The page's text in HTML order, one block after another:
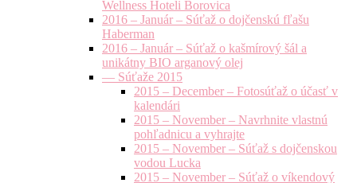
Wellness Hoteli Borovica
2016 – Január – Súťaž o dojčenskú fľašu
Haberman
2016 – Január – Súťaž o kašmírový šál a
unikátny BIO arganový olej
— Súťaže 2015
2015 – December – Fotosúťaž o účasť v
kalendári
2015 – November – Navrhnite vlastnú
pohľadnicu a vyhrajte
2015 – November – Súťaž s dojčenskou
vodou Lucka
2015 – November – Súťaž o víkendový